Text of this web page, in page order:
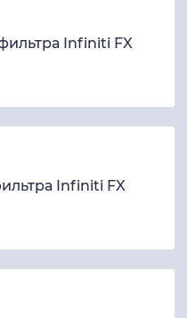
Infiniti FX
Infiniti FX